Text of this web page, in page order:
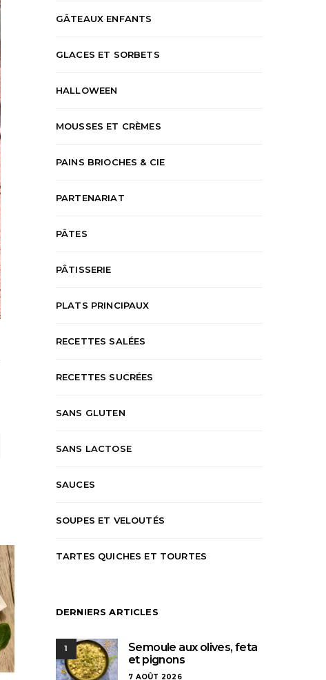
GÂTEAUX ENFANTS
GLACES ET SORBETS
HALLOWEEN
MOUSSES ET CRÈMES
PAINS BRIOCHES & CIE
PARTENARIAT
PÂTES
PÂTISSERIE
PLATS PRINCIPAUX
RECETTES SALÉES
RECETTES SUCRÉES
SANS GLUTEN
SANS LACTOSE
SAUCES
SOUPES ET VELOUTÉS
TARTES QUICHES ET TOURTES
DERNIERS ARTICLES
1
Semoule aux olives, feta
et pignons
7 AOÛT 2026